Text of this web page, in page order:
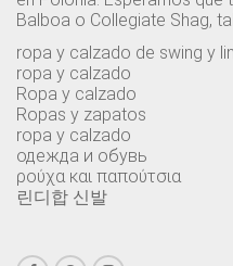
Balboa o Collegiate Shag,
ropa y calzado de swing y
ropa y calzado
Ropa y calzado
Ropas y zapatos
ropa y calzado
одежда и обувь
ρούχα και παπούτσια
린디합 신발